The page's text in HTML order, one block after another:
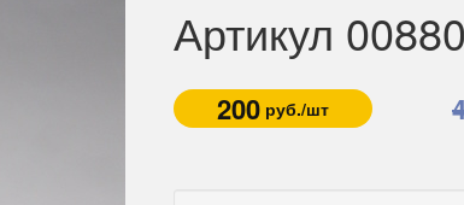
Артикул 00880
200 руб./шт